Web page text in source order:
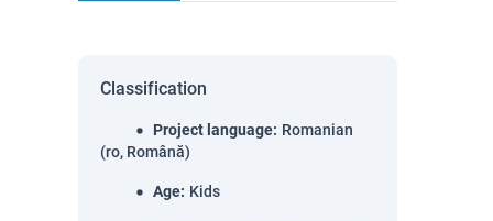
Classification
Project language: Romanian
(ro, Română)
Age: Kids